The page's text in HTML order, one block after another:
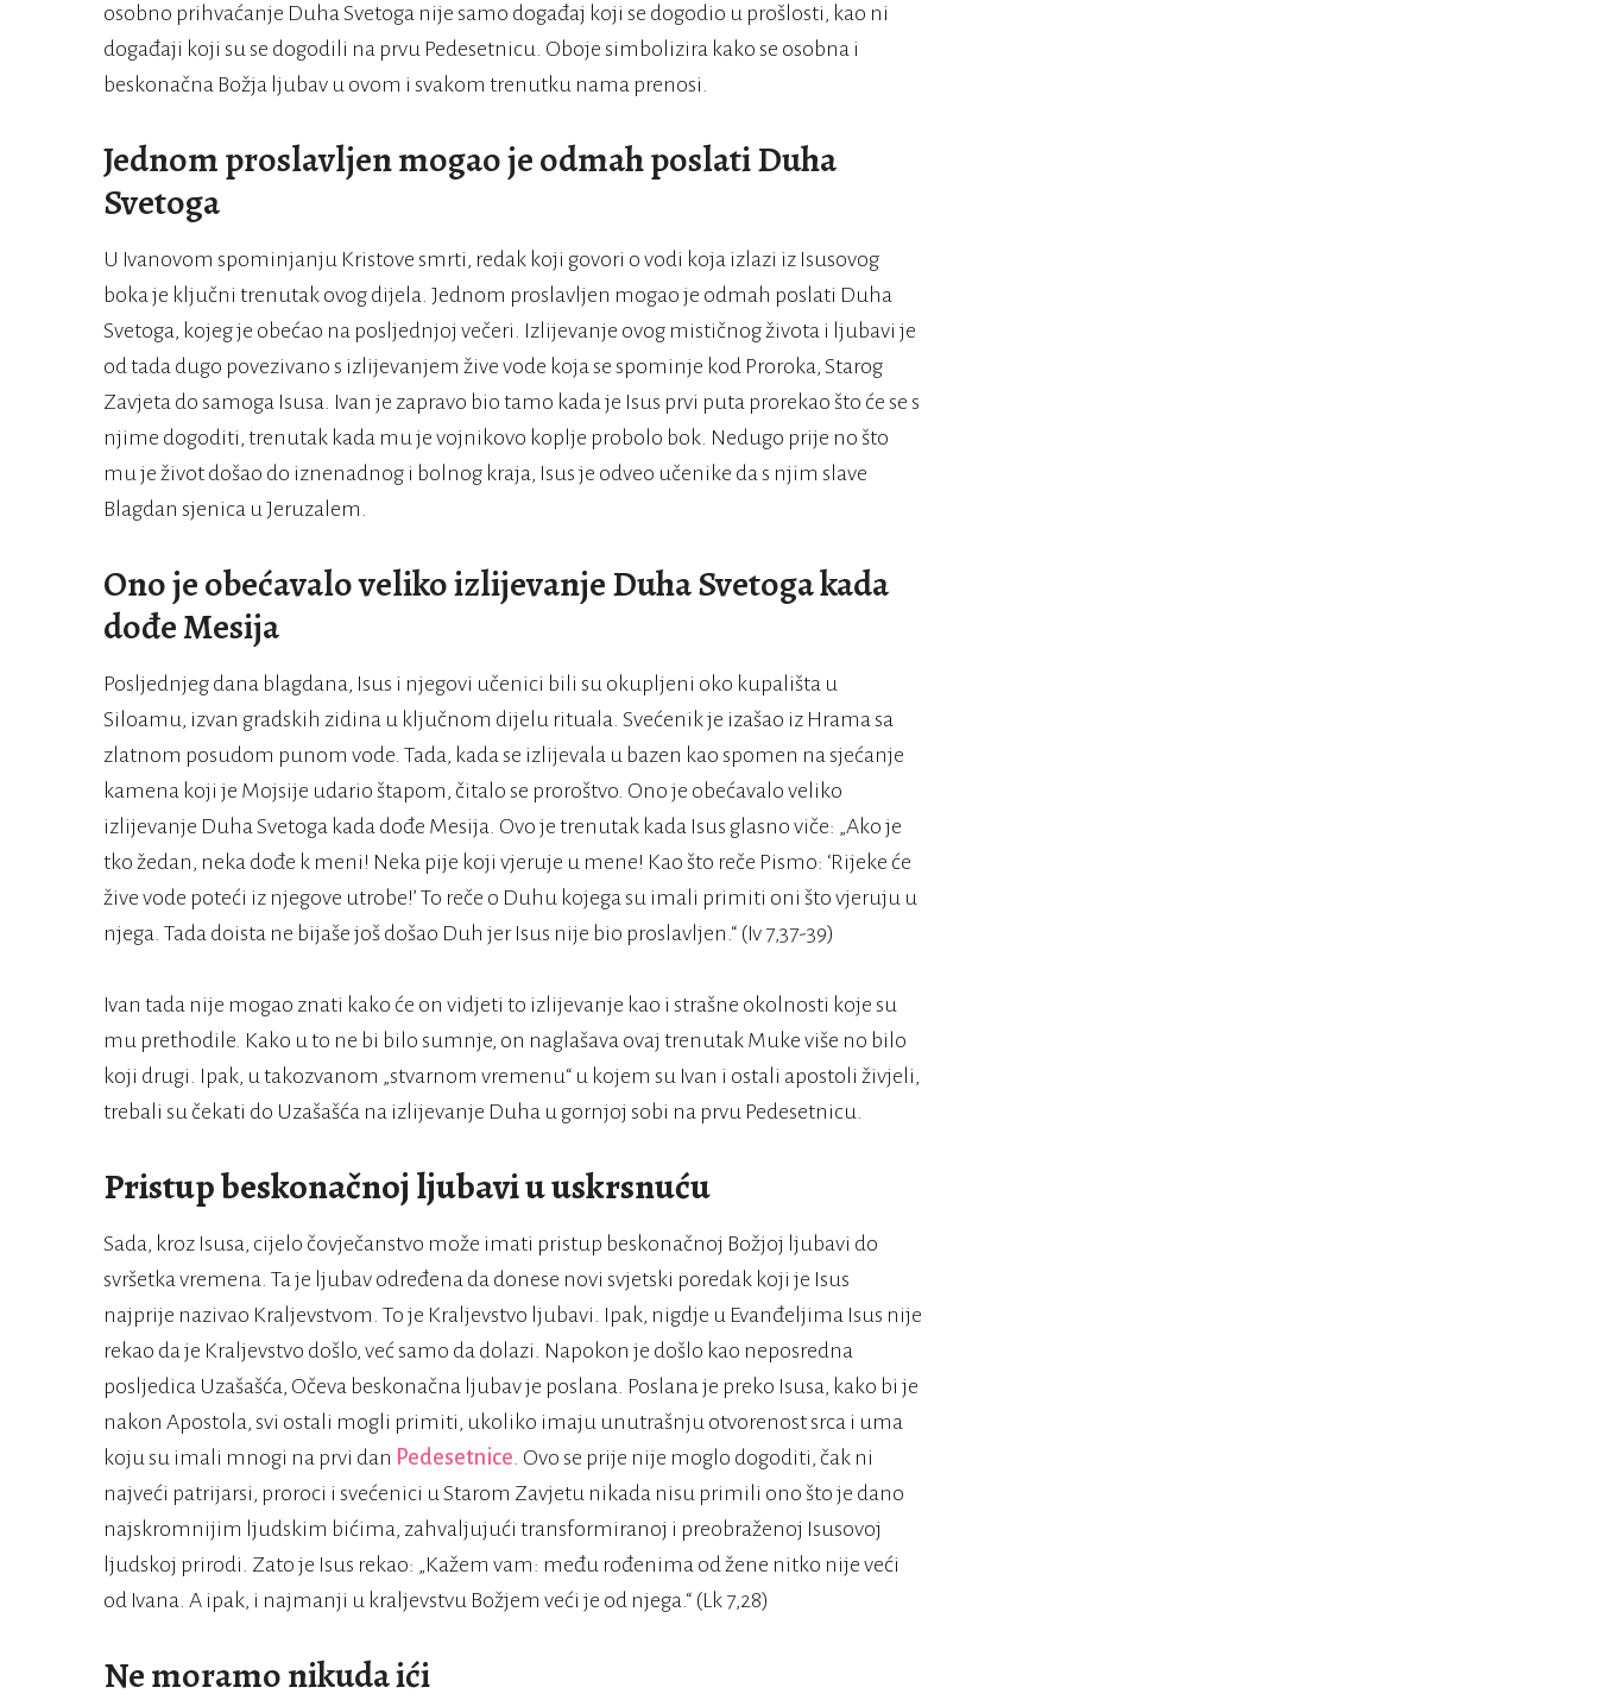
osobno prihvaćanje Duha Svetoga nije samo događaj koji se dogodio u prošlosti, kao ni
događaji koji su se dogodili na prvu Pedesetnicu. Oboje simbolizira kako se osobna i
beskonačna Božja ljubav u ovom i svakom trenutku nama prenosi.
Jednom proslavljen mogao je odmah poslati Duha
Svetoga
U Ivanovom spominjanju Kristove smrti, redak koji govori o vodi koja izlazi iz Isusovog
boka je ključni trenutak ovog dijela. Jednom proslavljen mogao je odmah poslati Duha
Svetoga, kojeg je obećao na posljednjoj večeri. Izlijevanje ovog mističnog života i ljubavi je
od tada dugo povezivano s izlijevanjem žive vode koja se spominje kod Proroka, Starog
Zavjeta do samoga Isusa. Ivan je zapravo bio tamo kada je Isus prvi puta prorekao što će se s
njime dogoditi, trenutak kada mu je vojnikovo koplje probolo bok. Nedugo prije no što
mu je život došao do iznenadnog i bolnog kraja, Isus je odveo učenike da s njim slave
Blagdan sjenica u Jeruzalem.
Ono je obećavalo veliko izlijevanje Duha Svetoga kada
dođe Mesija
Posljednjeg dana blagdana, Isus i njegovi učenici bili su okupljeni oko kupališta u
Siloamu, izvan gradskih zidina u ključnom dijelu rituala. Svećenik je izašao iz Hrama sa
zlatnom posudom punom vode. Tada, kada se izlijevala u bazen kao spomen na sjećanje
kamena koji je Mojsije udario štapom, čitalo se proroštvo. Ono je obećavalo veliko
izlijevanje Duha Svetoga kada dođe Mesija. Ovo je trenutak kada Isus glasno viče: „Ako je
tko žedan, neka dođe k meni! Neka pije koji vjeruje u mene! Kao što reče Pismo: ‘Rijeke će
žive vode poteći iz njegove utrobe!’ To reče o Duhu kojega su imali primiti oni što vjeruju u
njega. Tada doista ne bijaše još došao Duh jer Isus nije bio proslavljen.“ (Iv 7,37-39)
Ivan tada nije mogao znati kako će on vidjeti to izlijevanje kao i strašne okolnosti koje su
mu prethodile. Kako u to ne bi bilo sumnje, on naglašava ovaj trenutak Muke više no bilo
koji drugi. Ipak, u takozvanom „stvarnom vremenu“ u kojem su Ivan i ostali apostoli živjeli,
trebali su čekati do Uzašašća na izlijevanje Duha u gornjoj sobi na prvu Pedesetnicu.
Pristup beskonačnoj ljubavi u uskrsnuću
Sada, kroz Isusa, cijelo čovječanstvo može imati pristup beskonačnoj Božjoj ljubavi do
svršetka vremena. Ta je ljubav određena da donese novi svjetski poredak koji je Isus
najprije nazivao Kraljevstvom. To je Kraljevstvo ljubavi. Ipak, nigdje u Evanđeljima Isus nije
rekao da je Kraljevstvo došlo, već samo da dolazi. Napokon je došlo kao neposredna
posljedica Uzašašća, Očeva beskonačna ljubav je poslana. Poslana je preko Isusa, kako bi je
nakon Apostola, svi ostali mogli primiti, ukoliko imaju unutrašnju otvorenost srca i uma
koju su imali mnogi na prvi dan Pedesetnice. Ovo se prije nije moglo dogoditi, čak ni
najveći patrijarsi, proroci i svećenici u Starom Zavjetu nikada nisu primili ono što je dano
najskromnijim ljudskim bićima, zahvaljujući transformiranoj i preobraženoj Isusovoj
ljudskoj prirodi. Zato je Isus rekao: „Kažem vam: među rođenima od žene nitko nije veći
od Ivana. A ipak, i najmanji u kraljevstvu Božjem veći je od njega.“ (Lk 7,28)
Ne moramo nikuda ići